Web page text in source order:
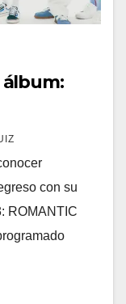
álbum:
con su
ROMANTIC